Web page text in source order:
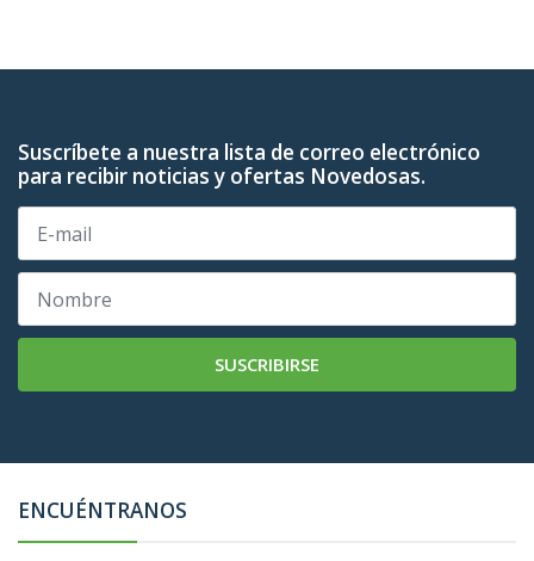
Suscríbete a nuestra lista de correo electrónico
para recibir noticias y ofertas Novedosas.
SUSCRIBIRSE
ENCUÉNTRANOS